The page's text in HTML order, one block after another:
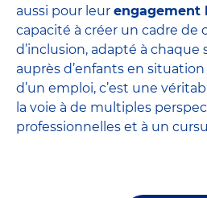
aussi pour leur engagement
capacité à créer un cadre de
d’inclusion, adapté à
auprès d’enfants en
d’un emploi, c’est une
la voie à de multiples
professionnelles et à un